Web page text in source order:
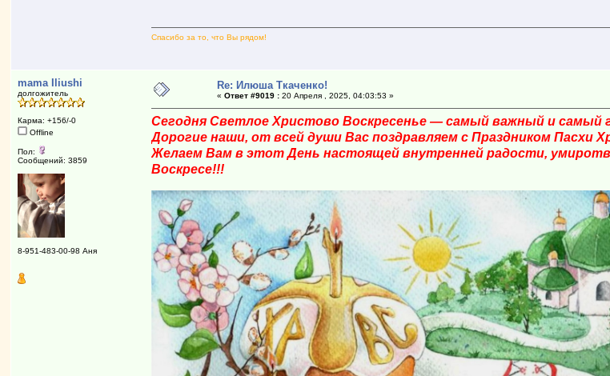
Спасибо за то, что Вы рядом!
mama Iliushi
долгожитель
Карма: +156/-0
Offline
Пол:
Сообщений: 3859
8-951-483-00-98 Аня
Re: Илюша Ткаченко!
«Ответ #9019 : 20 Апреля , 2025, 04:03:53 »
Сегодня Светлое Христово Воскресенье — самый важный и самый
Дорогие наши, от всей души Вас поздравляем с Праздником Пасхи
Желаем Вам в этот День настоящей внутренней радости,
Воскресе!!!